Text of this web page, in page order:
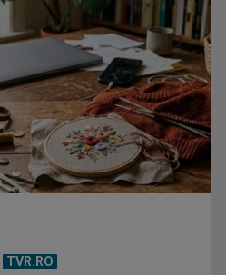
Stoica – prima în topul
TVR.RO